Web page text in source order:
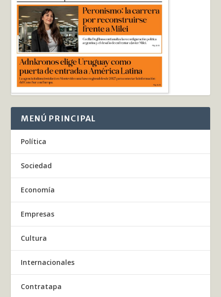
MENÚ PRINCIPAL
Política
Sociedad
Economía
Empresas
Cultura
Internacionales
Contratapa